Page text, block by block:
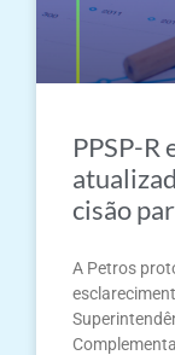
PPSP-R
cisão
A Petros